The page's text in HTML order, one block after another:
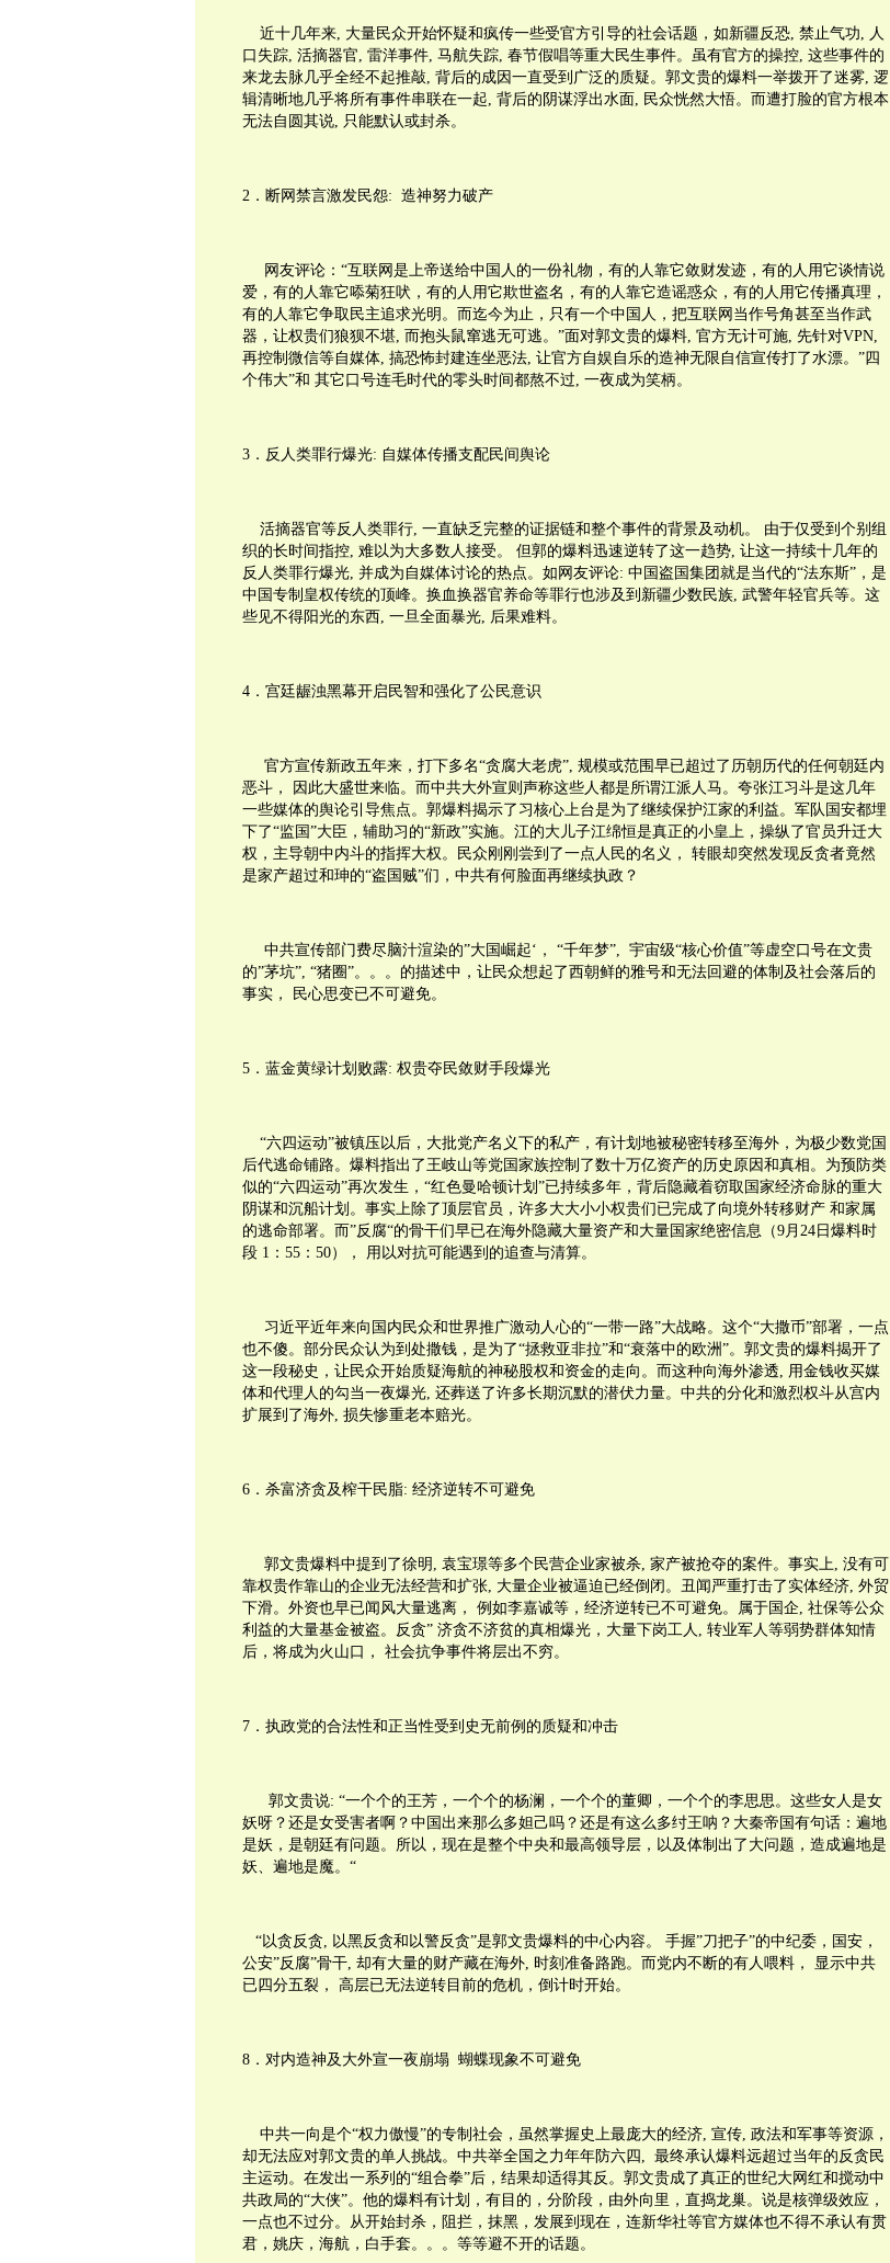
近十几年来, 大量民众开始怀疑和疯传一些受官方引导的社会话题，如新疆反恐, 禁止气功, 人
口失踪, 活摘器官, 雷洋事件, 马航失踪, 春节假唱等重大民生事件。虽有官方的操控, 这些事件的
来龙去脉几乎全经不起推敲, 背后的成因一直受到广泛的质疑。郭文贵的爆料一举拨开了迷雾, 逻
辑清晰地几乎将所有事件串联在一起, 背后的阴谋浮出水面, 民众恍然大悟。而遭打脸的官方根本
无法自圆其说, 只能默认或封杀。
2．断网禁言激发民怨: 造神努力破产
网友评论：“互联网是上帝送给中国人的一份礼物，有的人靠它敛财发迹，有的人用它谈情说
爱，有的人靠它㖭菊狂吠，有的人用它欺世盗名，有的人靠它造谣惑众，有的人用它传播真理，
有的人靠它争取民主追求光明。而迄今为止，只有一个中国人，把互联网当作号角甚至当作武
器，让权贵们狼狈不堪, 而抱头鼠窜逃无可逃。”面对郭文贵的爆料, 官方无计可施, 先针对VPN,
再控制微信等自媒体, 搞恐怖封建连坐恶法, 让官方自娱自乐的造神无限自信宣传打了水漂。”四
个伟大”和 其它口号连毛时代的零头时间都熬不过, 一夜成为笑柄。
3．反人类罪行爆光: 自媒体传播支配民间舆论
活摘器官等反人类罪行, 一直缺乏完整的证据链和整个事件的背景及动机。
由于仅受到个别组
织的长时间指控, 难以为大多数人接受。 但郭的爆料迅速逆转了这一趋势, 让这一持续十几年的
反人类罪行爆光, 并成为自媒体讨论的热点。如网友评论: 中国盗国集团就是当代的“法东斯”，是
中国专制皇权传统的顶峰。换血换器官养命等罪行也涉及到新疆少数民族, 武警年轻官兵等。这
些见不得阳光的东西, 一旦全面暴光, 后果难料。
4．宫廷龌浊黑幕开启民智和强化了公民意识
官方宣传新政五年来，打下多名“贪腐大老虎”, 规模或范围早已超过了历朝历代的任何朝廷内
恶斗，
因此大盛世来临。而中共大外宣则声称这些人都是所谓江派人马。夸张江习斗是这几年
一些媒体的舆论引导焦点。郭爆料揭示了习核心上台是为了继续保护江家的利益。军队国安都埋
下了“监国”大臣，辅助习的“新政”实施。江的大儿子江绵恒是真正的小皇上，操纵了官员升迁大
权，主导朝中内斗的指挥大权。民众刚刚尝到了一点人民的名义，
转眼却突然发现反贪者竟然
是家产超过和珅的“盗国贼”们，中共有何脸面再继续执政？
中共宣传部门费尽脑汁渲染的”大国崛起‘， “千年梦”, 宇宙级“核心价值”等虚空口号在文贵
的”茅坑”, “猪圈”。。。的描述中，让民众想起了西朝鲜的雅号和无法回避的体制及社会落后的
事实，
民心思变已不可避免。
5．蓝金黄绿计划败露: 权贵夺民敛财手段爆光
“六四运动”被镇压以后，大批党产名义下的私产，有计划地被秘密转移至海外，为极少数党国
后代逃命铺路。爆料指出了王岐山等党国家族控制了数十万亿资产的历史原因和真相。为预防类
似的“六四运动”再次发生，“红色曼哈顿计划”已持续多年，背后隐藏着窃取国家经济命脉的重大
阴谋和沉船计划。事实上除了顶层官员，许多大大小小权贵们已完成了向境外转移财产 和家属
的逃命部署。而”反腐“的骨干们早已在海外隐藏大量资产和大量国家绝密信息（9月 24日爆料时
段1 ： 55： 50）， 用以对抗可能遇到的追查与清算。
习近平近年来向国内民众和世界推广激动人心的“一带一路”大战略。这个“大撒币”部署，一点
也不傻。部分民众认为到处撒钱，是为了“拯救亚非拉”和“衰落中的欧洲”。郭文贵的爆料揭开了
这一段秘史，让民众开始质疑海航的神秘股权和资金的走向。而这种向海外渗透, 用金钱收买媒
体和代理人的勾当一夜爆光, 还葬送了许多长期沉默的潜伏力量。中共的分化和激烈权斗从宫内
扩展到了海外, 损失惨重老本赔光。
6．杀富济贪及榨干民脂: 经济逆转不可避免
郭文贵爆料中提到了徐明 , 袁宝璟等多个民营企业家被杀, 家产被抢夺的案件。事实上, 没有可
靠权贵作靠山的企业无法经营和扩张, 大量企业被逼迫已经倒闭。丑闻严重打击了实体经济, 外贸
下滑。外资也早已闻风大量逃离，
例如李嘉诚等，经济逆转已不可避免。属于国企, 社保等公众
利益的大量基金被盗。反贪” 济贪不济贫的真相爆光，大量下岗工人 , 转业军人等弱势群体知情
后，将成为火山口，
社会抗争事件将层出不穷。
7．执政党的合法性和正当性受到史无前例的质疑和冲击
郭文贵说: “一个个的王芳，一个个的杨澜，一个个的董卿，一个个的李思思。这些女人是女
妖呀？还是女受害者啊？中国出来那么多妲己吗？还是有这么多纣王呐？大秦帝国有句话：遍地
是妖，是朝廷有问题。所以，现在是整个中央和最高领导层，以及体制出了大问题，造成遍地是
妖、遍地是魔。“
“以贪反贪, 以黑反贪和以警反贪”是郭文贵爆料的中心内容。
手握”刀把子”的中纪委，国安，
公安”反腐”骨干, 却有大量的财产藏在海外, 时刻准备路跑。而党内不断的有人喂料，
显示中共
已四分五裂，
高层已无法逆转目前的危机，倒计时开始。
8．对内造神及大外宣一夜崩塌 蝴蝶现象不可避免
中共一向是个“权力傲慢”的专制社会，虽然掌握史上最庞大的经济, 宣传, 政法和军事等资源，
却无法应对郭文贵的单人挑战。中共举全国之力年年防六四 , 最终承认爆料远超过当年的反贪民
主运动。在发出一系列的“组合拳”后，结果却适得其反。郭文贵成了真正的世纪大网红和搅动中
共政局的“大侠”。他的爆料有计划，有目的，分阶段，由外向里，直捣龙巢。说是核弹级效应，
一点也不过分。从开始封杀，阻拦，抹黑，发展到现在，连新华社等官方媒体也不得不承认有贯
君，姚庆，海航，白手套。。。等等避不开的话题。